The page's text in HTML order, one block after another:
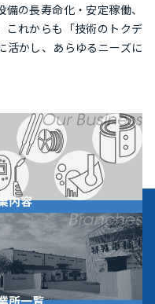
の長寿命化・安定稼働、
これからも「技術のトクデ
活かし、あらゆるニーズに